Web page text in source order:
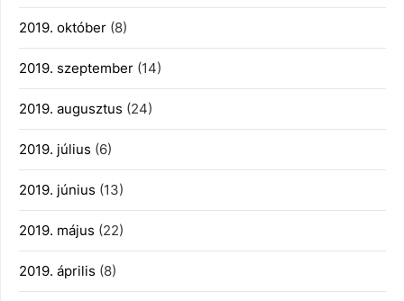
2019. október (8)
2019. szeptember (14)
2019. augusztus (24)
2019. július (6)
2019. június (13)
2019. május (22)
2019. április (8)